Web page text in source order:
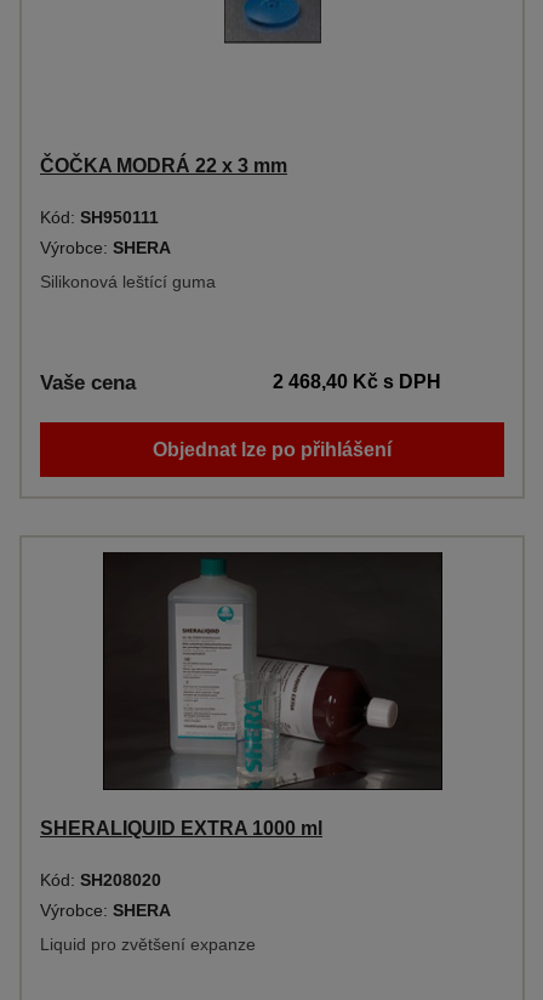
ČOČKA MODRÁ 22 x 3 mm
Kód: SH950111
Výrobce: SHERA
Silikonová leštící guma
Vaše cena 2 468,40 Kčs DPH
Objednat lze po přihlášení
SHERALIQUID EXTRA 1000 ml
Kód: SH208020
Výrobce: SHERA
Liquid pro zvětšení expanze